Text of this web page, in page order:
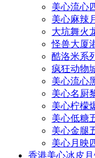
美心流心
美心麻辣
大坑舞火
怪兽大厦
酷洛米系
疯狂动物
美心流心
美心名厨
美心柠檬
美心低糖
美心金腿
美心月映
香港美心冰皮